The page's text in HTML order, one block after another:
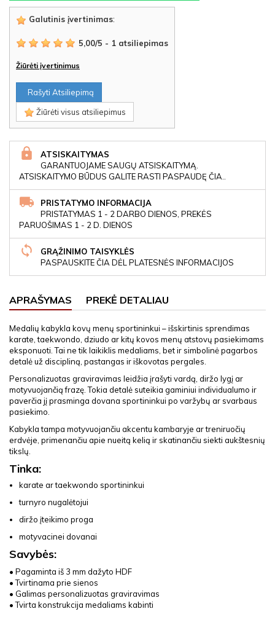
Galutinis įvertinimas:
5,00/5 - 1 atsiliepimas
Žiūrėti įvertinimus
Rašyti Atsiliepimą
Žiūrėti visus atsiliepimus
ATSISKAITYMAS
GARANTUOJAME SAUGŲ ATSISKAITYMĄ.
ATSISKAITYMO BŪDUS GALITE RASTI PASPAUDĘ ČIA..
PRISTATYMO INFORMACIJA
PRISTATYMAS 1 - 2 DARBO DIENOS, PREKĖS
PARUOŠIMAS 1 - 2 D. DIENOS
GRĄŽINIMO TAISYKLĖS
PASPAUSKITE ČIA DĖL PLATESNĖS INFORMACIJOS
APRAŠYMAS PREKĖ DETALIAU
Medalių kabykla kovų menų sportininkui – išskirtinis sprendimas
karate, taekwondo, dziudo ar kitų kovos menų atstovų pasiekimams
eksponuoti. Tai ne tik laikiklis medaliams, bet ir simbolinė pagarbos
detalė už discipliną, pastangas ir iškovotas pergales.
Personalizuotas graviravimas leidžia įrašyti vardą, diržo lygį ar
motyvuojančią frazę. Tokia detalė suteikia gaminiui individualumo ir
paverčia jį prasminga dovana sportininkui po varžybų ar svarbaus
pasiekimo.
Kabykla tampa motyvuojančiu akcentu kambaryje ar treniruočių
erdvėje, primenančiu apie nueitą kelią ir skatinančiu siekti aukštesnių
tikslų.
Tinka:
karate ar taekwondo sportininkui
turnyro nugalėtojui
diržo įteikimo proga
motyvacinei dovanai
Savybės:
• Pagaminta iš 3 mm dažyto HDF
• Tvirtinama prie sienos
• Galimas personalizuotas graviravimas
• Tvirta konstrukcija medaliams kabinti